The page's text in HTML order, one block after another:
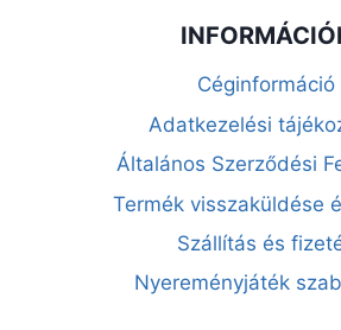
Céginformáció
Adatkezelési
Általános Szerződési
Termék visszaküldése
Szállítás és
Nyereményjáték